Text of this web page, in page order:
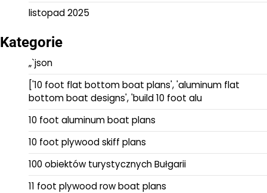
listopad 2025
Kategorie
„`json
['10 foot flat bottom boat plans', 'aluminum flat
bottom boat designs', 'build 10 foot alu
10 foot aluminum boat plans
10 foot plywood skiff plans
100 obiektów turystycznych Bułgarii
11 foot plywood row boat plans